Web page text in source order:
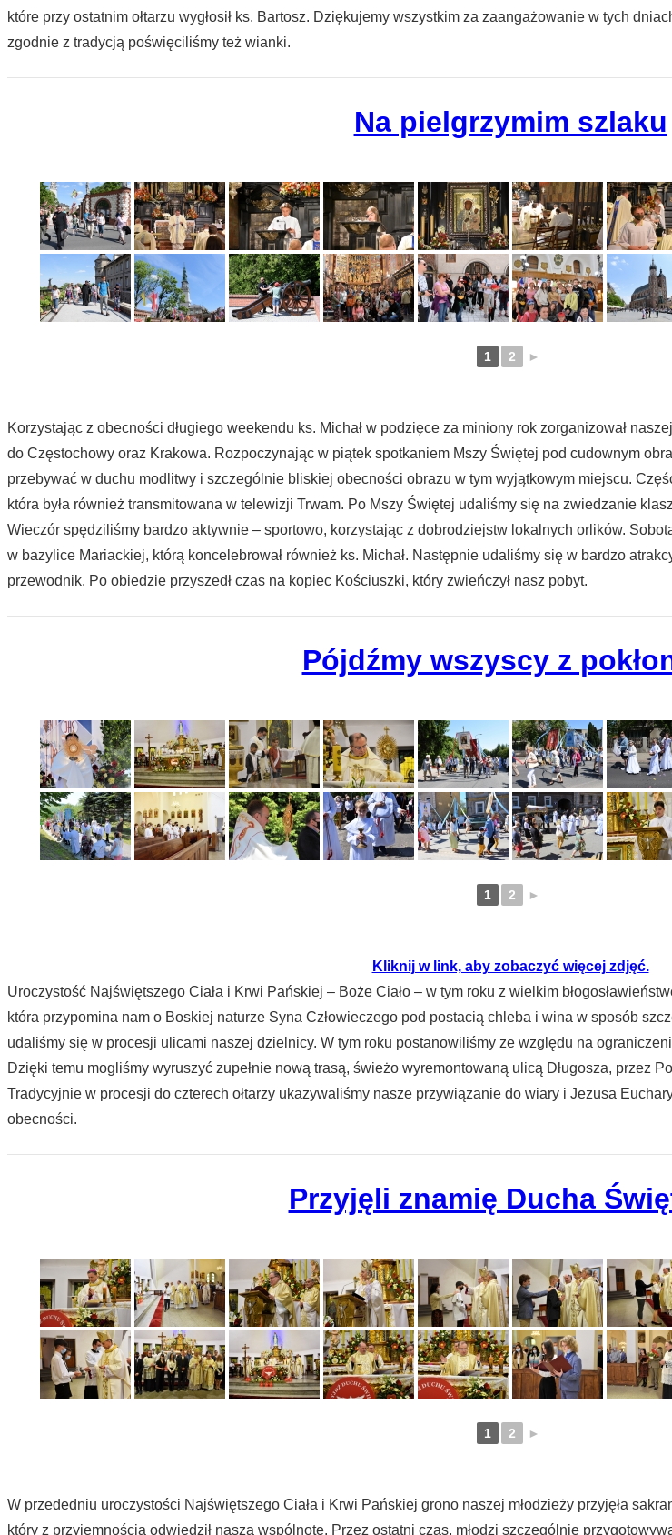
które przy ostatnim ołtarzu wygłosił ks. Bartosz. Dziękujemy wszystkim za zaangażowanie w tych
zgodnie z tradycją poświęciliśmy też wianki.
Na pielgrzymim szlaku
1 2 ►
Korzystając z obecności długiego weekendu ks. Michał w podzięce za miniony rok zorganizował
do Częstochowy oraz Krakowa. Rozpoczynając w piątek spotkaniem Mszy Świętej pod cudownym
przebywać w duchu modlitwy i szczególnie bliskiej obecności obrazu w tym wyjątkowym miejscu.
która była również transmitowana w telewizji Trwam. Po Mszy Świętej udaliśmy się na zwiedzanie
Wieczór spędziliśmy bardzo aktywnie – sportowo, korzystając z dobrodziejstw lokalnych orlików.
w bazylice Mariackiej, którą koncelebrował również ks. Michał. Następnie udaliśmy się w bardzo
przewodnik. Po obiedzie przyszedł czas na kopiec Kościuszki, który zwieńczył nasz pobyt.
Pójdźmy wszyscy z
1 2 ►
Kliknij w link, aby zobaczyć więcej zdjęć.
Uroczystość Najświętszego Ciała i Krwi Pańskiej – Boże Ciało – w tym roku z wielkim
która przypomina nam o Boskiej naturze Syna Człowieczego pod postacią chleba i wina w sposób
udaliśmy się w procesji ulicami naszej dzielnicy. W tym roku postanowiliśmy ze względu na
Dzięki temu mogliśmy wyruszyć zupełnie nową trasą, świeżo wyremontowaną ulicą Długosza, przez
Tradycyjnie w procesji do czterech ołtarzy ukazywaliśmy nasze przywiązanie do wiary i Jezusa
obecności.
Przyjęli znamię Ducha
1 2 ►
W przededniu uroczystości Najświętszego Ciała i Krwi Pańskiej grono naszej młodzieży przyjęła
który z przyjemnością odwiedził naszą wspólnotę. Przez ostatni czas, młodzi szczególnie